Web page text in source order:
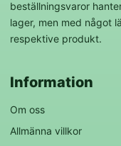
beställningsvaror
lager, men med något
respektive produkt.
Information
Om oss
Allmänna villkor